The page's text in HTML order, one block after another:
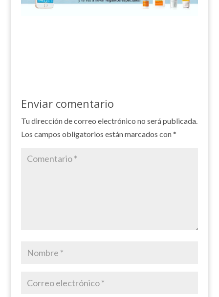
Enviar comentario
Tu dirección de correo electrónico no será publicada.
Los campos obligatorios están marcados con*